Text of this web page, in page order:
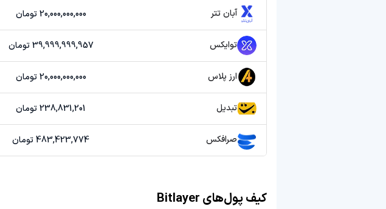
آبان تتر 20,000,000,000 تومان
توایکس 39,999,999,957 تومان
ارز پلاس 20,000,000,000 تومان
تبدیل 238,831,201 تومان
صرافکس 483,423,774 تومان
کیف پول‌های Bitlayer